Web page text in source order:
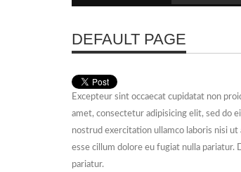
DEFAULT PAGE
Excepteur sint occaecat cupidatat non
amet, consectetur adipisicing elit, sed do
nostrud exercitation ullamco laboris nisi
esse cillum dolore eu fugiat nulla
pariatur.